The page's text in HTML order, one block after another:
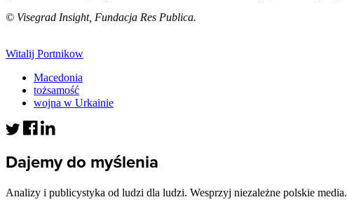
© Visegrad Insight, Fundacja Res Publica.
Witalij Portnikow
Macedonia
tożsamość
wojna w Urkainie
Dajemy do myślenia
Analizy i publicystyka od ludzi dla ludzi. Wesprzyj niezależne polskie media.